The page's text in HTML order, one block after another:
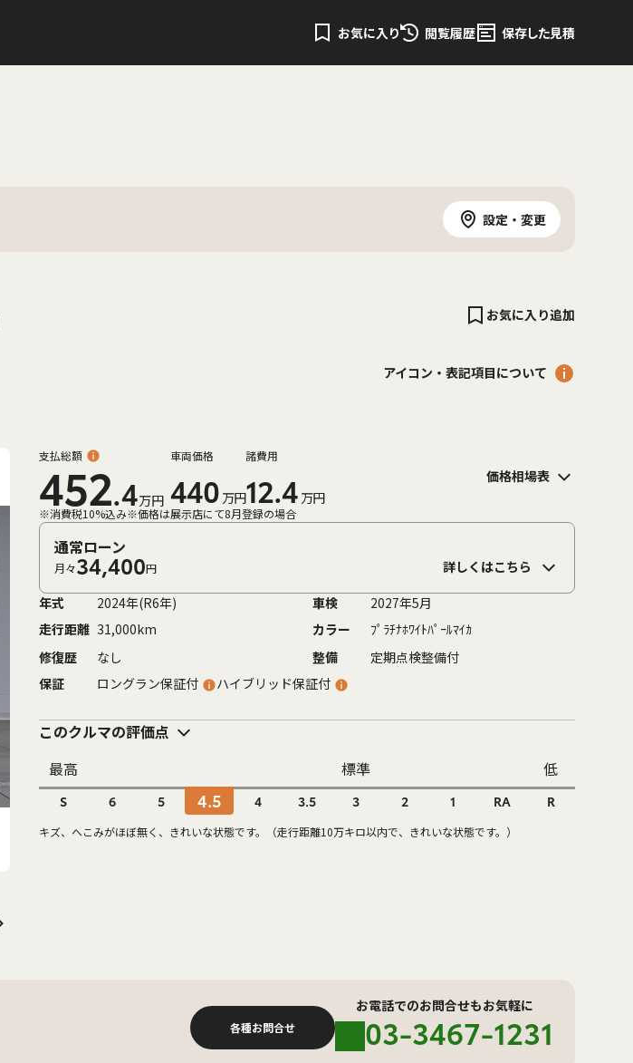
お気に入り 閲覧履歴 保存した見積
設定・変更
お気に入り追加
アイコン・表記項目について
支払総額
452.4万円
車両価格
440 万円
諸費用
12.4 万円
価格相場表
※消費税10%込み※価格は展示店にて8月登録の場合
通常ローン
月々34,400円
詳しくはこちら
年式
2024年(R6年) 車検
2027年5月
走行距離 31,000km カラー
ﾌﾟﾗﾁﾅﾎﾜｲﾄﾊﾟｰﾙﾏｲｶ
修復歴
なし 整備
定期点検整備付
保証
ロングラン保証付 ハイブリッド保証付
このクルマの評価点
最高
標準 低
S 6 5 4.5 4 3.5 3 2 1 RA R
キズ、へこみがほぼ無く、きれいな状態です。（走行距離10万キロ以内で、きれいな状態です。）
各種お問合せ
お電話でのお問合せもお気軽に
03-3467-1231